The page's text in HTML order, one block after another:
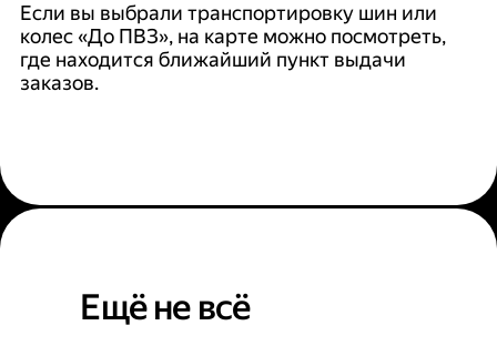
Если вы выбрали транспортировку шин или
колес «До ПВЗ», на карте можно посмотреть,
где находится ближайший пункт выдачи
заказов.
Ещё не всё